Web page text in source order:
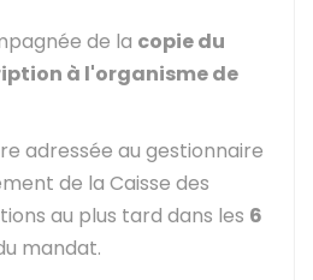
de la copie du
à l'organisme de
adressée au gestionnaire
de la Caisse des
au plus tard dans les 6
mandat.